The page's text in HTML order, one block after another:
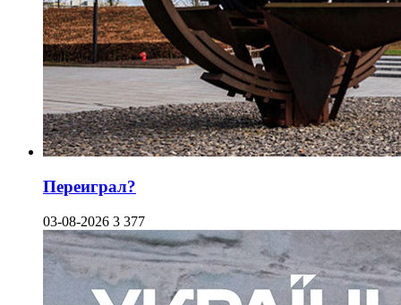
Переиграл?
03-08-2026 3 377